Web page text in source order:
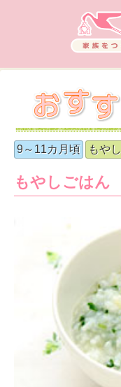
9～11カ月頃 もやし
もやしごはん